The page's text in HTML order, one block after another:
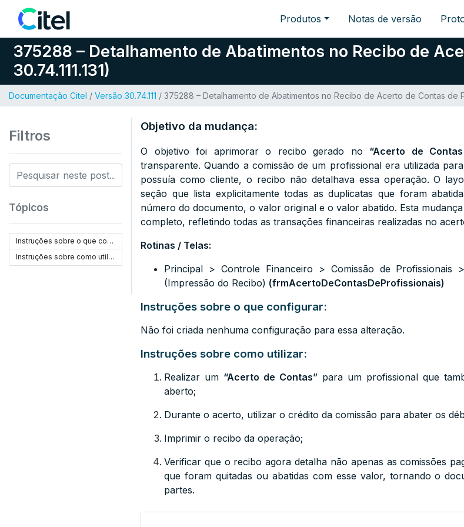
Pular para o conteúdo Produtos Notas de versão
375288 – Detalhamento de Abatimentos no Recibo de
30.74.111.131)
Documentação Citel / Versão 30.74.111 / 375288 – Detalhamento de Abatimentos no Recibo de Acerto de Contas de
Filtros
Tópicos
Instruções sobre o que configurar:
Instruções sobre como utilizar:
Objetivo da mudança:
O objetivo foi aprimorar o recibo gerado no “Acerto de
transparente. Quando a comissão de um profissional era utilizada
possuía como cliente, o recibo não detalhava essa operação. O
seção que lista explicitamente todas as duplicatas que foram
número do documento, o valor original e o valor abatido. Esta
completo, refletindo todas as transações financeiras realizadas no
Rotinas / Telas:
Principal > Controle Financeiro > Comissão de Profissionais
(Impressão do Recibo) (frmAcertoDeContasDeProfissionais)
Instruções sobre o que configurar:
Não foi criada nenhuma configuração para essa alteração.
Instruções sobre como utilizar:
Realizar um “Acerto de Contas” para um profissional que
aberto;
Durante o acerto, utilizar o crédito da comissão para abater os
Imprimir o recibo da operação;
Verificar que o recibo agora detalha não apenas as comissões
que foram quitadas ou abatidas com esse valor, tornando o
partes.